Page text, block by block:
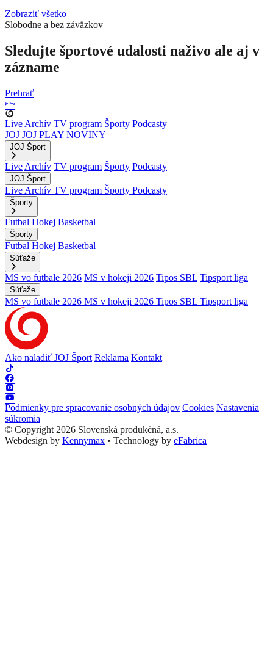
Zobraziť všetko
Slobodne a bez záväzkov
Sledujte športové udalosti naživo ale aj v
zázname
Prehrať
Live Archív TV program Športy Podcasty
JOJ JOJ PLAY NOVINY
JOJ Šport
Live Archív TV program Športy Podcasty
JOJ Šport
Live Archív TV program Športy Podcasty
Športy
Futbal Hokej Basketbal
Športy
Futbal Hokej Basketbal
Súťaže
MS vo futbale 2026 MS v hokeji 2026 Tipos SBL Tipsport liga
Súťaže
MS vo futbale 2026 MS v hokeji 2026 Tipos SBL Tipsport liga
Ako naladiť JOJ Šport Reklama Kontakt
Podmienky pre spracovanie osobných údajov Cookies Nastavenia
súkromia
© Copyright 2026 Slovenská produkčná, a.s.
Webdesign by Kennymax • Technology by eFabrica